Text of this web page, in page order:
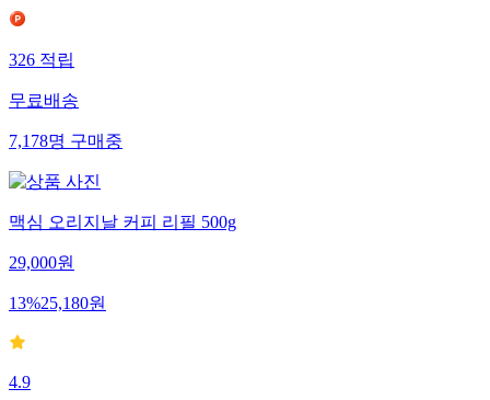
326적립
무료배송
7,178명구매중
맥심 오리지날 커피 리필 500g
29,000원
13%25,180원
4.9